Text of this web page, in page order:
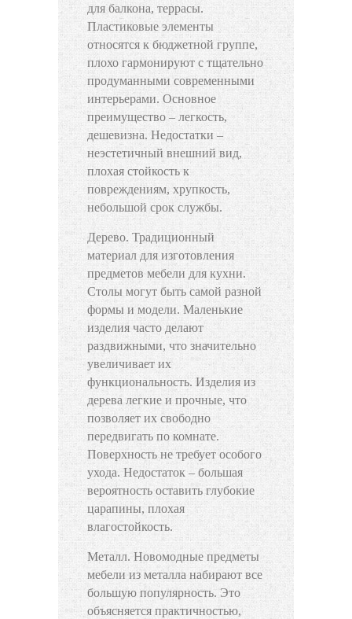
для балкона, террасы.
Пластиковые элементы
относятся к бюджетной группе,
плохо гармонируют с тщательно
продуманными современными
интерьерами. Основное
преимущество – легкость,
дешевизна. Недостатки –
неэстетичный внешний вид,
плохая стойкость к
повреждениям, хрупкость,
небольшой срок службы.
Дерево. Традиционный
материал для изготовления
предметов мебели для кухни.
Столы могут быть самой разной
формы и модели. Маленькие
изделия часто делают
раздвижными, что значительно
увеличивает их
функциональность. Изделия из
дерева легкие и прочные, что
позволяет их свободно
передвигать по комнате.
Поверхность не требует особого
ухода. Недостаток – большая
вероятность оставить глубокие
царапины, плохая
влагостойкость.
Металл. Новомодные предметы
мебели из металла набирают все
большую популярность. Это
объясняется практичностью,